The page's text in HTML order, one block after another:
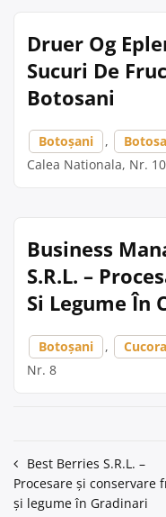
Druer Og
Sucuri De
Botosani
Botoșani ,
Calea Nationala, Nr.
Business
S.R.L. –
Si Legume În
Botoșani ,
Nr. 8
Navigare
în
Best Berries S.R.L. –
Procesare și conservare
și legume în Gradinari